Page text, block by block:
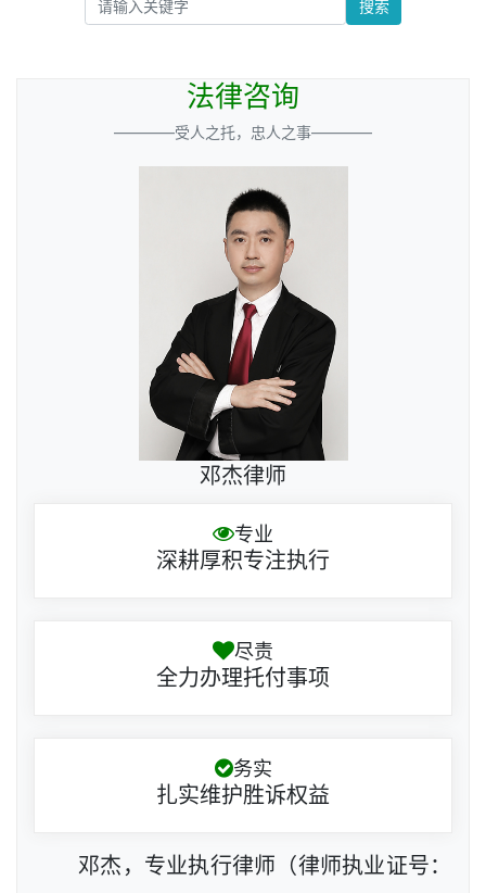
搜索
法律咨询
————受人之托，忠人之事————
邓杰律师
专业
深耕厚积专注执行
尽责
全力办理托付事项
务实
扎实维护胜诉权益
邓杰，专业执行律师（律师执业证号：